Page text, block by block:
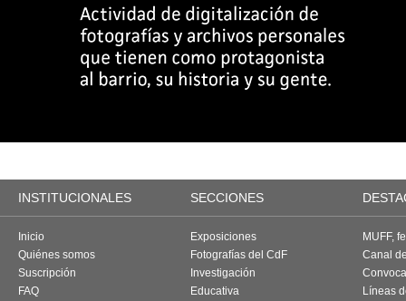
INSTITUCIONALES SECCIONES
Inicio
Quiénes somos
Suscripción
FAQ
Exposiciones
Fotografías del CdF
Investigación
Educativa
MUFF,
Canal
Líneas